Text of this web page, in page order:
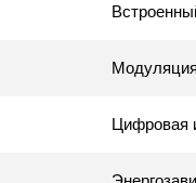
Цифровая